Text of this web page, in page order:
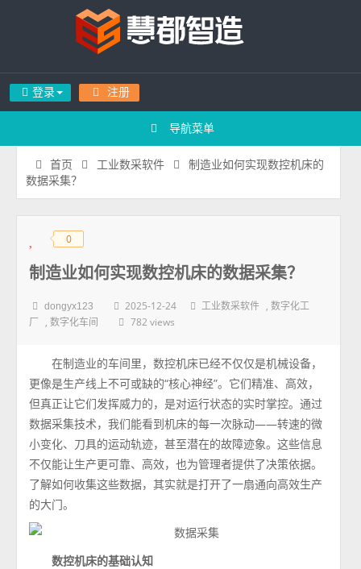
登录 注册
导航菜单
首页 工业数采软件
制造业如何实现数控机床的
数据采集？
◆◆ 0
制造业如何实现数控机床的数据采集？
dongyx123 2025-12-24 工业数采软件 ,数字化工
厂
,数字化车间 782 views
在制造业的车间里，数控机床已经不仅仅是机械设备，
更像是生产线上不可或缺的“核心神经”。它们精准、高效，
但真正让它们发挥威力的，是对运行状态的实时掌控。通过
数据采集技术，我们能看到机床的每一次脉动——转速的微
小变化、刀具的运动轨迹，甚至潜在的故障迹象。这些信息
不仅能让生产更可靠、高效，也为管理者提供了决策依据。
了解如何收集这些数据，其实就是打开了一扇通向高效生产
的大门。
数控机床的基础认知